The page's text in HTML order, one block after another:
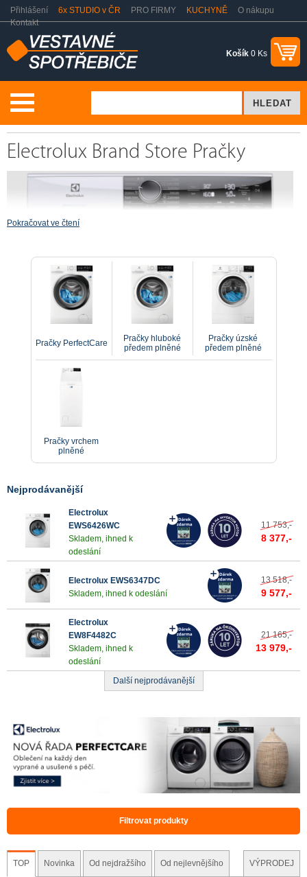
Přihlášení 6x STUDIO v ČR PRO FIRMY KUCHYNĚ
O nákupu
Kontakt
Košík 0 Ks
Electrolux Brand Store Pračky
Pračky
Prohlédněte si nabídku našich spotřebičů a vyberte
si pračku, která vám bude nejlépe vyhovovat.
Udržujte své oblečení dlouho jako nové s pračkami
Pokračovat ve čtení
Pračky PerfectCare
Pračky hluboké
předem plněné
Pračky úzské
předem plněné
Pračky vrchem
plněné
Nejprodávanější
Electrolux
EWS6426WC
Skladem, ihned k
odeslání
11 753,-
8 377,-
Electrolux EWS6347DC
Skladem, ihned k odeslání
13 518,-
9 577,-
Electrolux
EW8F4482C
Skladem, ihned k
odeslání
21 165,-
13 979,-
Další nejprodávanější
Filtrovat produkty
TOP Novinka Od nejdražšího Od nejlevnějšího VÝPRODEJ